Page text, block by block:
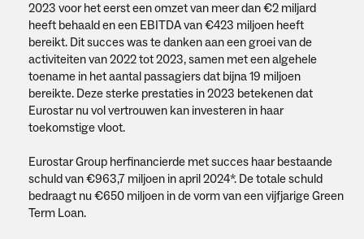
2023 voor het eerst een omzet van meer dan €2 miljard
heeft behaald en een EBITDA van €423 miljoen heeft
bereikt. Dit succes was te danken aan een groei van de
activiteiten van 2022 tot 2023, samen met een algehele
toename in het aantal passagiers dat bijna 19 miljoen
bereikte. Deze sterke prestaties in 2023 betekenen dat
Eurostar nu vol vertrouwen kan investeren in haar
toekomstige vloot.
Eurostar Group herfinancierde met succes haar bestaande
schuld van €963,7 miljoen in april 2024*. De totale schuld
bedraagt nu €650 miljoen in de vorm van een vijfjarige Green
Term Loan.